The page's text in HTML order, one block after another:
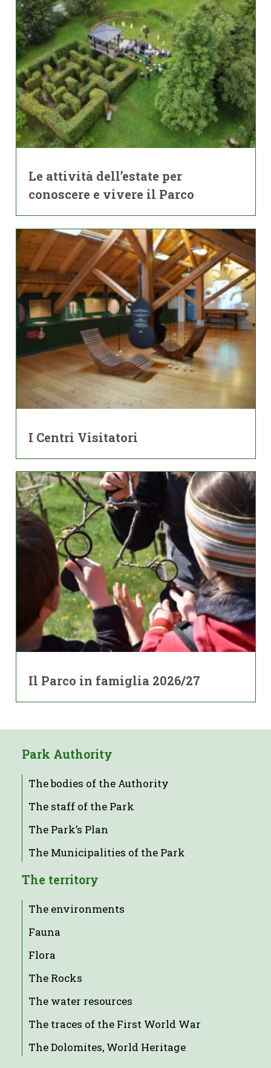
Le attività dell’estate per
conoscere e vivere il Parco
I Centri Visitatori
Il Parco in famiglia 2026/27
Park Authority
The bodies of the Authority
The staff of the Park
The Park’s Plan
The Municipalities of the Park
The territory
The environments
Fauna
Flora
The Rocks
The water resources
The traces of the First World War
The Dolomites, World Heritage